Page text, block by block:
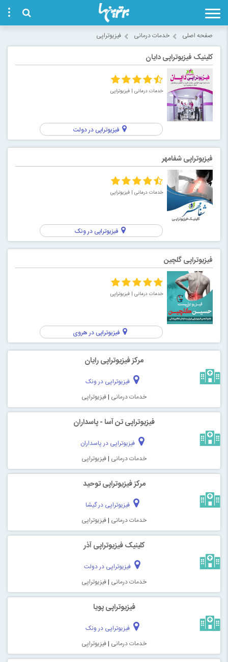
صفحه اصلی خدمات درمانی فیزیوتراپی
کلینیک فیزیوتراپی دایان
خدمات درمانی | فیزیوتراپی
فیزیوتراپی در دولت
فیزیوتراپی شفامهر
خدمات درمانی | فیزیوتراپی
فیزیوتراپی در ونک
فیزیوتراپی گلچین
خدمات درمانی | فیزیوتراپی
فیزیوتراپی در هروی
مرکز فیزیوتراپی رایان
فیزیوتراپی در ونک
خدمات درمانی |فیزیوتراپی
فیزیوتراپی تن آسا - پاسداران
فیزیوتراپی در پاسداران
خدمات درمانی |فیزیوتراپی
مرکز فیزیوتراپی توحید
فیزیوتراپی در گیشا
خدمات درمانی |فیزیوتراپی
کلینیک فیزیوتراپی آذر
فیزیوتراپی در دولت
خدمات درمانی |فیزیوتراپی
فیزیوتراپی پویا
فیزیوتراپی در ونک
خدمات درمانی |فیزیوتراپی